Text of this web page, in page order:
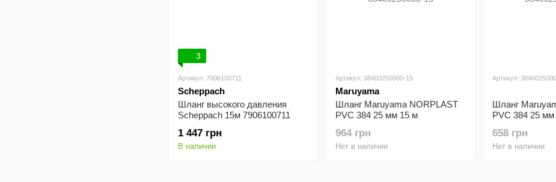
3
Артикул: 7906100711
Scheppach
Шланг высокого давления
Scheppach 15м 7906100711
1 447 грн
В наличии
Артикул: 38400250000-15
Maruyama
Шланг Maruyama NORPLAST
PVC 384 25 мм 15 м
964 грн
Нет в наличии
Артикул:
Шланг
PVC 384 25
658 грн
Нет в наличии